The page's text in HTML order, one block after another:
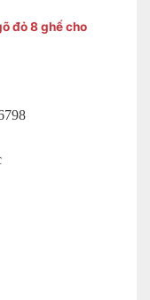
đỏ 8 ghế cho